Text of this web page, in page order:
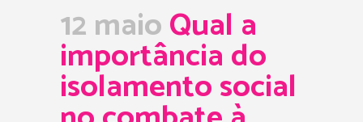
12 maioQual a
importância do
isolamento social